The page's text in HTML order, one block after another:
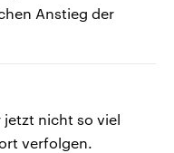
Anstieg der
jetzt nicht so viel
verfolgen.